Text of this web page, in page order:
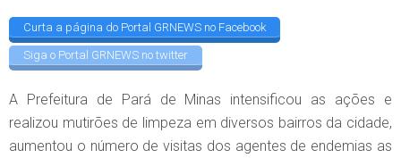
Curta a página do Portal GRNEWS no Facebook
Siga o Portal GRNEWS no twitter
A Prefeitura de Pará de Minas intensificou as ações e
realizou mutirões de limpeza em diversos bairros da cidade,
aumentou o número de visitas dos agentes de endemias as